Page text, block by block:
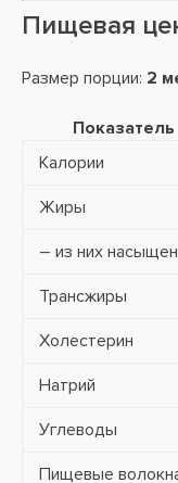
Пищевая
Размер порции: 2
Показатель
Калории
Жиры
– из них
Трансжиры
Холестерин
Натрий
Углеводы
Пищевые